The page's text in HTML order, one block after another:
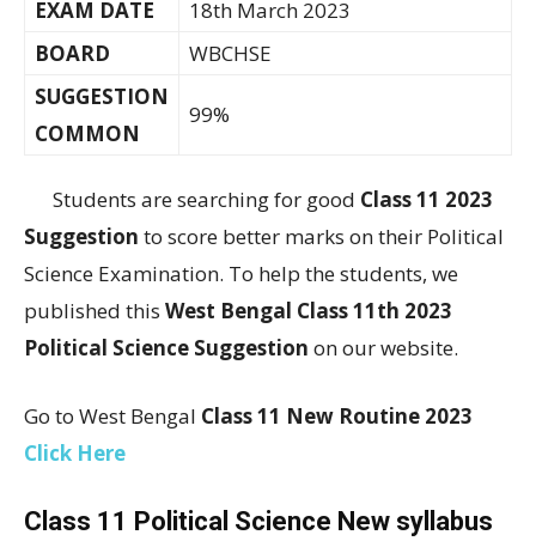
EXAM DATE
18th March 2023
BOARD
WBCHSE
SUGGESTION
COMMON
99%
Students are searching for good Class 11 2023
Suggestion to score better marks on their Political
Science Examination. To help the students, we
published this West Bengal Class 11th 2023
Political Science Suggestion on our website.
Go to West Bengal Class 11 New Routine 2023
Click Here
Class 11 Political Science New syllabus